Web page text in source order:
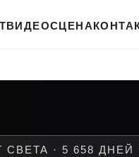
ВИДЕОСЦЕНА